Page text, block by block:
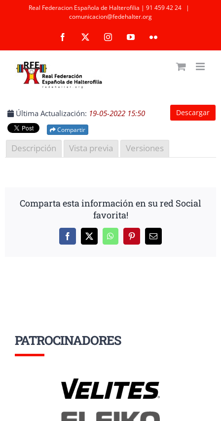
Real Federacion Española de Halterofilia | 91 459 42 24
|
comunicacion@fedehalter.org
Facebook InstagramYouTubeFlickr
Descargar
Última Actualización: 19-05-2022 15:50
Compartir
Descripción Vista previa Versiones
Comparta esta información en su red Social
favorita!
Facebook
X WhatsAppPinterestCorreo
PATROCINADORES